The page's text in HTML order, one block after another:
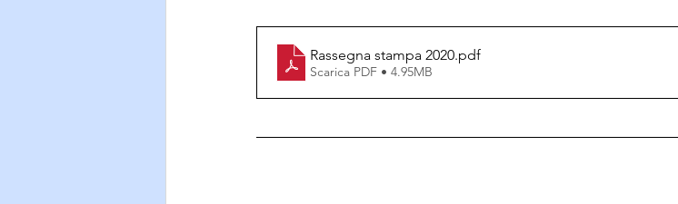
Rassegna stampa 2020.pdf
Scarica PDF • 4.95MB